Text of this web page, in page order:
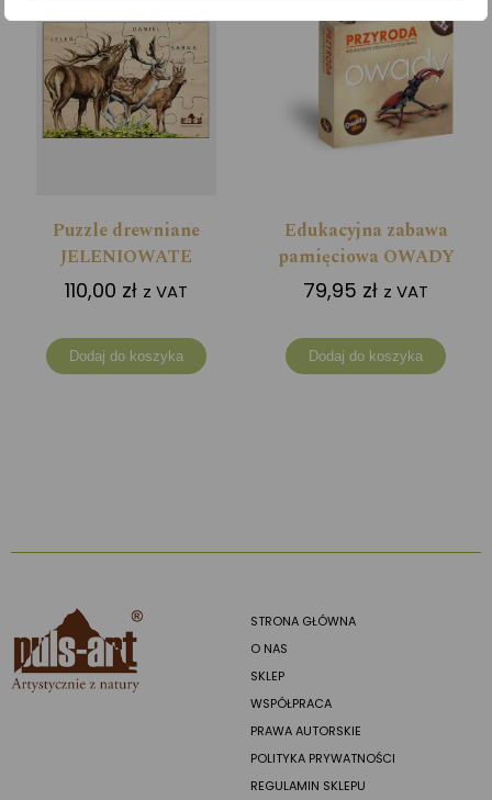
Puzzle drewniane
JELENIOWATE
110,00 zł z VAT
Dodaj do koszyka
Edukacyjna zabawa
pamięciowa OWADY
79,95 zł z VAT
Dodaj do koszyka
STRONA GŁÓWNA
O NAS
SKLEP
WSPÓŁPRACA
PRAWA AUTORSKIE
POLITYKA PRYWATNOŚCI
REGULAMIN SKLEPU